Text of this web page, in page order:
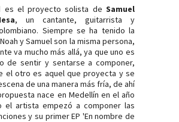
es el proyecto solista deSamuel
, un cantante, guitarrista y
Siempre se ha tenido la
y Samuel son la misma persona,
va mucho más allá, ya que uno es
de sentir y sentarse a componer,
el otro es aquel que proyecta y se
de una manera más fría, de ahí
nace en Medellín en el año
el artista empezó a componer las
y su primer EP 'En nombre de